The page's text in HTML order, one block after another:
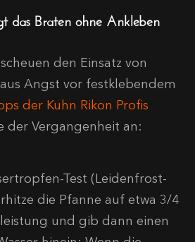
das Braten ohne Ankleben
den Einsatz von
Angst vor festklebendem
der Kuhn Rikon Profis
der Vergangenheit an:
Test (Leidenfrost-
die Pfanne auf etwa 3/4
und gib dann einen